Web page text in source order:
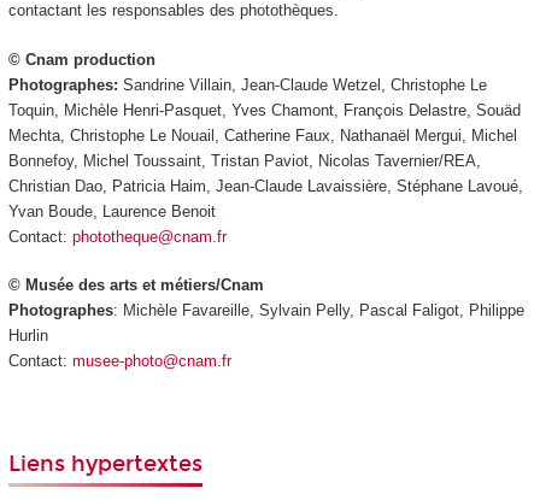
contactant les responsables des photothèques.
© Cnam production
Photographes: Sandrine Villain, Jean-Claude Wetzel, Christophe Le
Toquin, Michèle Henri-Pasquet, Yves Chamont, François Delastre, Souäd
Mechta, Christophe Le Nouail, Catherine Faux, Nathanaël Mergui, Michel
Bonnefoy, Michel Toussaint, Tristan Paviot, Nicolas Tavernier/REA,
Christian Dao, Patricia Haim, Jean-Claude Lavaissière, Stéphane Lavoué,
Yvan Boude, Laurence Benoit
Contact: phototheque@cnam.fr
© Musée des arts et métiers/Cnam
Photographes: Michèle Favareille, Sylvain Pelly, Pascal Faligot, Philippe
Hurlin
Contact: musee-photo@cnam.fr
Liens hypertextes